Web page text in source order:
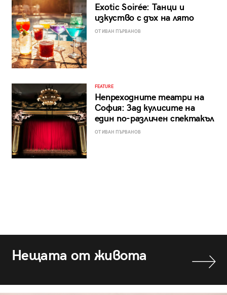
Exotic Soirée: Танци и
изкуство с дъх на лято
ОТ ИВАН ПЪРВАНОВ
FEATURE
Непреходните театри на
София: Зад кулисите на
един по-различен спектакъл
ОТ ИВАН ПЪРВАНОВ
Нещата от живота